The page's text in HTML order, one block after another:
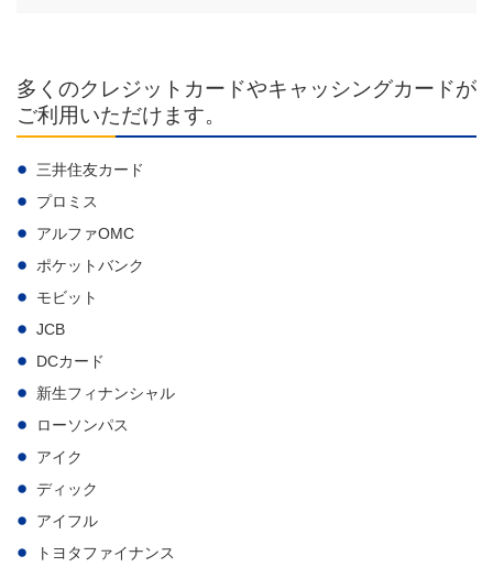
多くのクレジットカードやキャッシングカードが
ご利用いただけます。
三井住友カード
プロミス
アルファOMC
ポケットバンク
モビット
JCB
DCカード
新生フィナンシャル
ローソンパス
アイク
ディック
アイフル
トヨタファイナンス